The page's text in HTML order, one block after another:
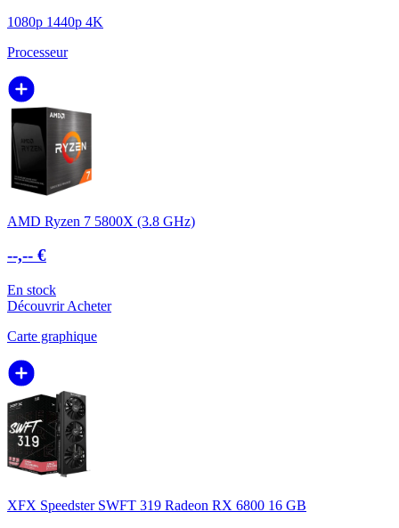
1080p 1440p 4K
Processeur
AMD Ryzen 7 5800X (3.8 GHz)
--,-- €
En stock
DécouvrirAcheter
Carte graphique
XFX Speedster SWFT 319 Radeon RX 6800 16 GB